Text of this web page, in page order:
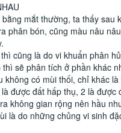
mắt thường, ta thấy sau
phân bón, cũng màu nâu
cũng là do vi khuẩn phân
thì sẽ phân tích ở phần khác
không có mùi thối, chỉ khác
được đất hấp thụ, 2 là được
không gian rộng nên hầu
là do những chủng vi sinh